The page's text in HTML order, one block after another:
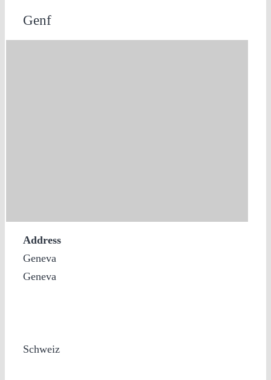
Genf
Address
Geneva
Geneva
Schweiz